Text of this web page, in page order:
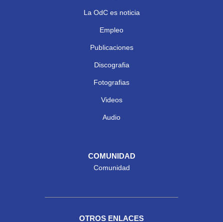
La OdC es noticia
Empleo
Publicaciones
Discografia
Fotografias
Videos
Audio
COMUNIDAD
Comunidad
OTROS ENLACES